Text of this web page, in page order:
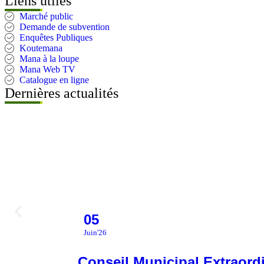
Marché public
Demande de subvention
Enquêtes Publiques
Koutemana
Mana à la loupe
Mana Web TV
Catalogue en ligne
Dernières actualités
05
Juin'26